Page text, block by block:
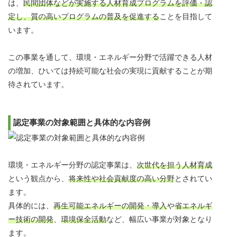
は、 民間団体などが実施する人材育成プログラムを評価・認
定し、質の高いプログラムの普及を促進することを目指して
います。
この事業を通して、環境・エネルギー分野で活躍できる人材
の増加、ひいては持続可能な社会の実現に貢献することが期
待されています。
認定事業の対象範囲と具体的な内容例
環境・エネルギー分野の認定事業は、 次世代を担う人材育成
という観点から、 将来性や社会貢献度の高い分野とされてい
ます。
具体的には、 再生可能エネルギーの開発・導入や省エネルギ
ー技術の開発
環境保全活動など、幅広い事業が対象となり
ます。